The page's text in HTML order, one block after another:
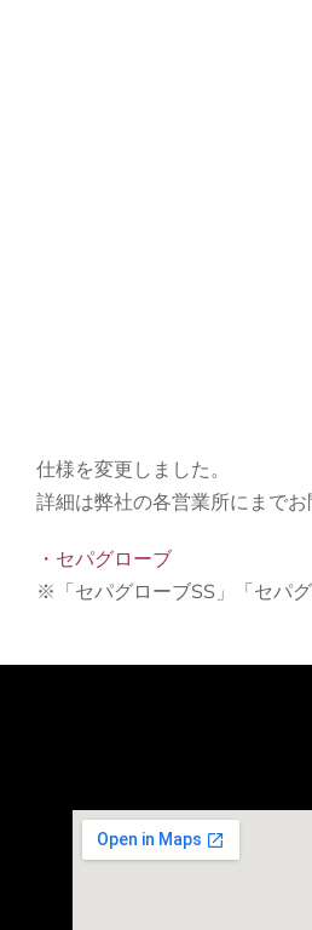
仕様を変更しました。
詳細は弊社の各営業所にまでお
・セパグローブ
※「セパグローブSS」「セパ